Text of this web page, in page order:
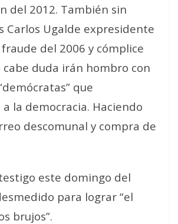
del 2012. También sin
Carlos Ugalde expresidente
fraude del 2006 y cómplice
cabe duda irán hombro con
que
la democracia. Haciendo
descomunal y compra de
este domingo del
para lograr “el
brujos”.